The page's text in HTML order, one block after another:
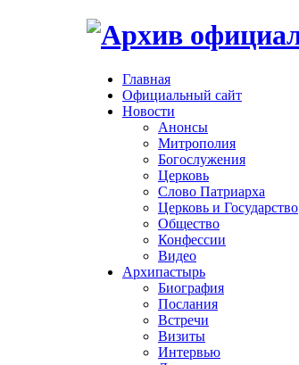
Главная
Официальный сайт
Новости
Анонсы
Митрополия
Богослужения
Церковь
Слово Патриарха
Церковь и Государство
Общество
Конфессии
Видео
Архипастырь
Биография
Послания
Встречи
Визиты
Интервью